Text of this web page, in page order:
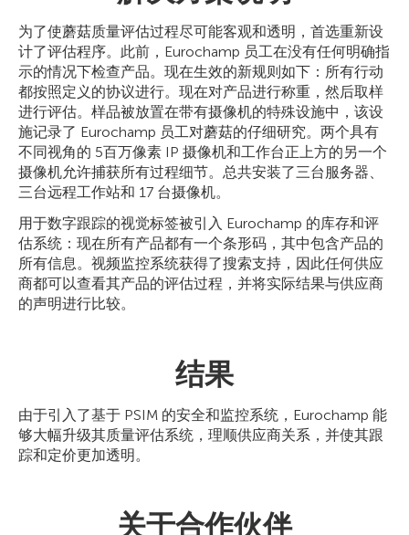
为了使蘑菇质量评估过程尽可能客观和透明，首选重新设
计了评估程序。此前，Eurochamp 员工在没有任何明确指
示的情况下检查产品。现在生效的新规则如下：所有行动
都按照定义的协议进行。现在对产品进行称重，然后取样
进行评估。样品被放置在带有摄像机的特殊设施中，该设
施记录了 Eurochamp 员工对蘑菇的仔细研究。两个具有
不同视角的 5百万像素 IP 摄像机和工作台正上方的另一个
摄像机允许捕获所有过程细节。总共安装了三台服务器、
三台远程工作站和 17 台摄像机。
用于数字跟踪的视觉标签被引入 Eurochamp 的库存和评
估系统：现在所有产品都有一个条形码，其中包含产品的
所有信息。视频监控系统获得了搜索支持，因此任何供应
商都可以查看其产品的评估过程，并将实际结果与供应商
的声明进行比较。
结果
由于引入了基于 PSIM 的安全和监控系统，Eurochamp 能
够大幅升级其质量评估系统，理顺供应商关系，并使其跟
踪和定价更加透明。
关于合作伙伴